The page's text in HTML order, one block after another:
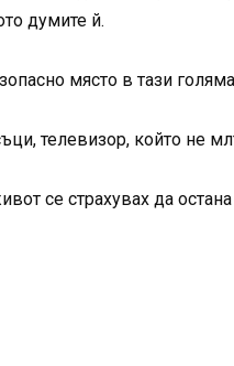
думите й.
място в тази
телевизор, който не
се страхувах да